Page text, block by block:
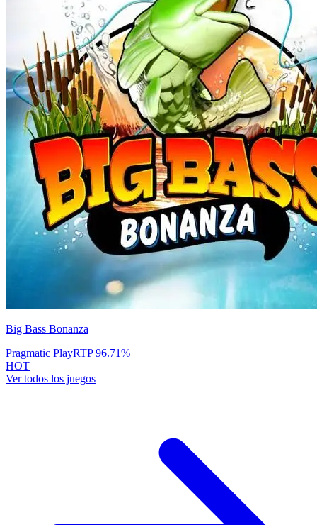
Big Bass Bonanza
Pragmatic PlayRTP96.71%
HOT
Ver todos los juegos